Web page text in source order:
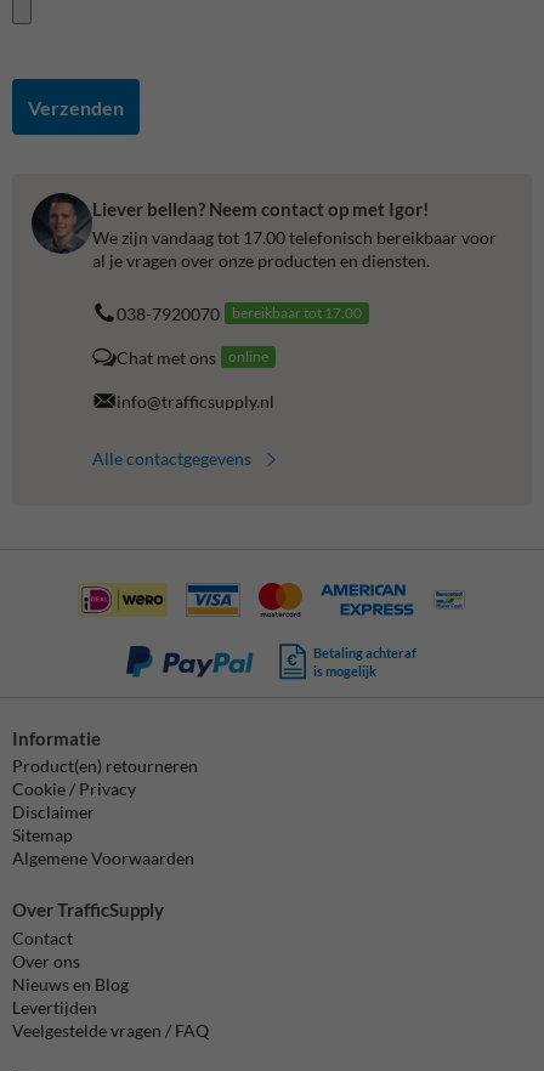
Verzenden
Liever bellen? Neem contact op met Igor!
We zijn vandaag tot 17.00 telefonisch bereikbaar voor
al je vragen over onze producten en diensten.
038-7920070 bereikbaar tot 17.00
Chat met ons online
info@trafficsupply.nl
Alle contactgegevens
Betaling achteraf
is mogelijk
Informatie
Product(en) retourneren
Cookie / Privacy
Disclaimer
Sitemap
Algemene Voorwaarden
Over TrafficSupply
Contact
Over ons
Nieuws en Blog
Levertijden
Veelgestelde vragen / FAQ